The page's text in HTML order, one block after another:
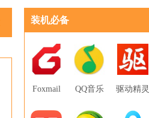
装机必备
Foxmail QQ音乐 驱动精灵